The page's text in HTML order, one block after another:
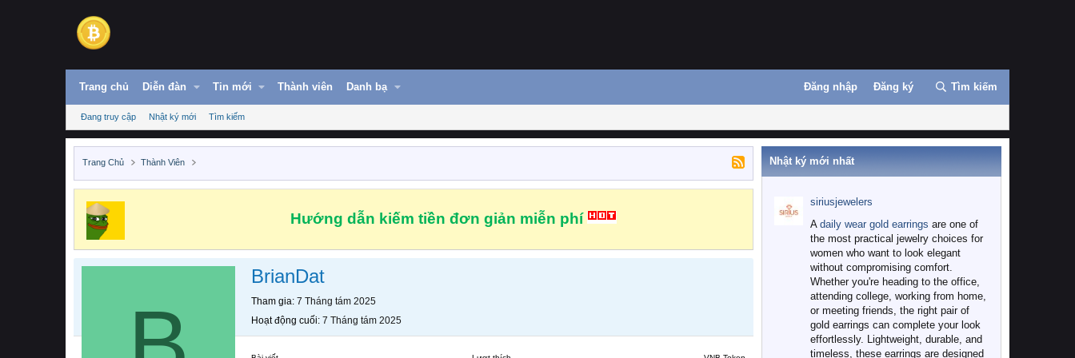
Trang chủ Diễn đàn Tin mới Thành viên Danh bạ Đăng nhập Đăng ký Tìm kiếm
Đang truy cập Nhật ký mới Tìm kiếm
Trang Chủ Thành Viên
Hướng dẫn kiếm tiền đơn giản miễn phí
BrianDat
Tham gia 7 Tháng tám 2025
Hoạt động cuối 7 Tháng tám 2025
Nhật ký mới nhất
siriusjewelers
A daily wear gold earrings are one of
the most practical jewelry choices for
women who want to look elegant
without compromising comfort.
Whether you're heading to the office,
attending college, working from home,
or meeting friends, the right pair of
gold earrings can complete your look
effortlessly. Lightweight, durable, and
timeless, these earrings are designed